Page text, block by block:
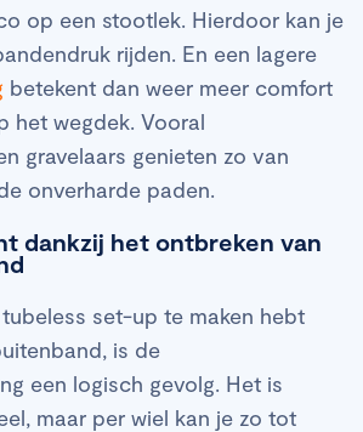
op een stootlek. Hierdoor kan je
rijden. En een lagere
betekent dan weer meer comfort
het wegdek. Vooral
gravelaars genieten zo van
onverharde paden.
dankzij het ontbreken van
set-up te maken hebt
is de
een logisch gevolg. Het is
maar per wiel kan je zo tot